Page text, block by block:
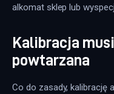
alkomat sklep lub
Kalibracja
powtarzana
Co do zasady, kalibrację